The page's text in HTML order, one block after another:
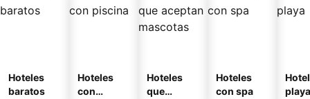
Hoteles
baratos
Hoteles
con
Hoteles
que
Hoteles
con spa
playa